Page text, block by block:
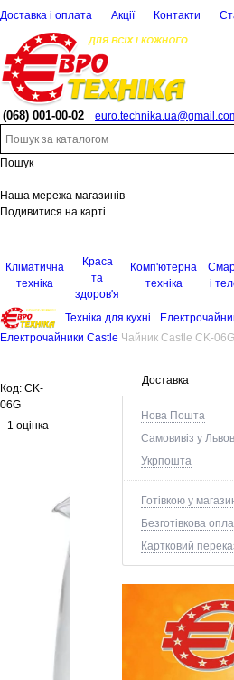
Доставка і оплата Акції Контакти
(068) 001-00-02
Пошук
Наша мережа магазинів
Подивитися на карті
Кліматична
техніка
Краса
та
здоров'я
Комп'ютерна
техніка
і
Техніка для кухні
Електрочайники Castle Чайник Castle CK-06G
Доставка
Нова Пошта
Самовивіз у
Укрпошта
Готівкою у
Безготівкова
Картковий
Код: CK-
06G
1 оцінка